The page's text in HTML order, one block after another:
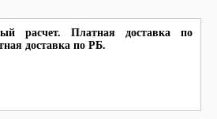
расчет. Платная доставка по
доставка по РБ.